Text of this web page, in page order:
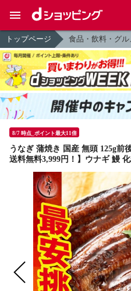
トップページ 食品・飲料・グル
8/7 時点_ポイント最大11倍
うなぎ 蒲焼き 国産 無頭 125g前
送料無料3,999円！】ウナギ 鰻